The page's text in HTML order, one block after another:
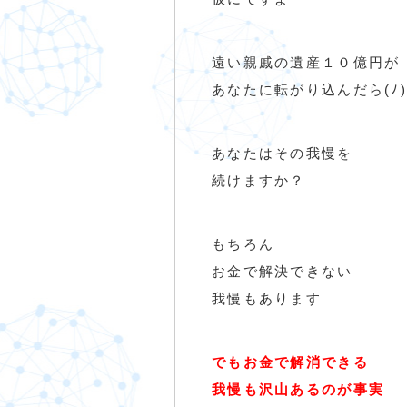
遠い親戚の遺産１０億円が
あなたに転がり込んだら(
あなたはその我慢を
続けますか？
もちろん
お金で解決できない
我慢もあります
でもお金で解消できる
我慢も沢山あるのが事実